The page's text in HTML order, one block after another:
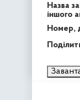
Назва
іншого
Номер,